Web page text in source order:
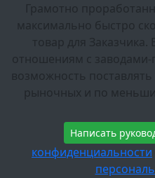
Грамотно
максимально быстро
товар для
отношениям с заводами-
возможность
рыночных и по
Написать
конфиденциальности